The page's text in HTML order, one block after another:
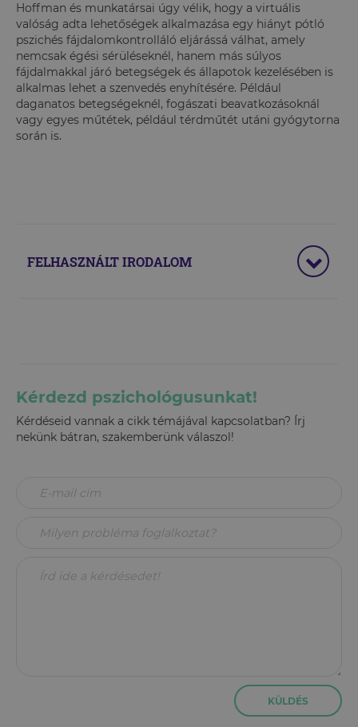
Hoffman és munkatársai úgy vélik, hogy a virtuális
valóság adta lehetőségek alkalmazása egy hiányt pótló
pszichés fájdalomkontrolláló eljárássá válhat, amely
nemcsak égési sérüléseknél, hanem más súlyos
fájdalmakkal járó betegségek és állapotok kezelésében is
alkalmas lehet a szenvedés enyhítésére. Például
daganatos betegségeknél, fogászati beavatkozásoknál
vagy egyes műtétek, például térdműtét utáni gyógytorna
során is.
FELHASZNÁLT IRODALOM
Kérdezd pszichológusunkat!
Kérdéseid vannak a cikk témájával kapcsolatban? Írj
nekünk bátran, szakemberünk válaszol!
KÜLDÉS